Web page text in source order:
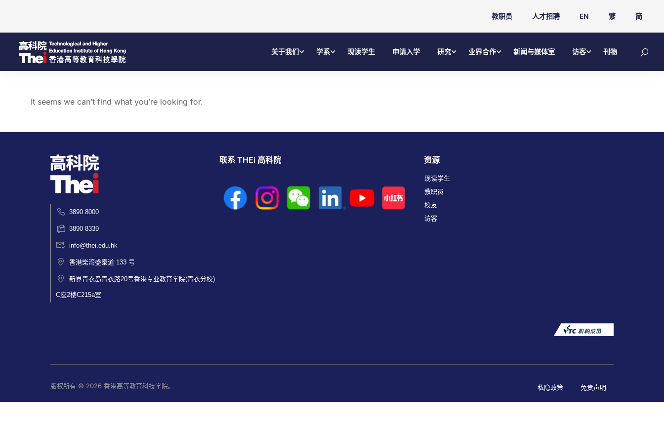
教职员 人才招聘 EN 繁 简
关于我们 学系 现读学生 申请入学 研究 业界合作 新闻与媒体室 访客 刊物
It seems we can’t find what you’re looking for.
3890 8000
3890 8339
info@thei.edu.hk
香港柴湾盛泰道 133 号
新界青衣岛青衣路20号香港专业教育学院(青衣分校)
C座2楼C215a室
联系 THEi 高科院 资源
现读学生
教职员
校友
访客
版权所有 © 2026 香港高等教育科技学院。 私隐政策 免责声明